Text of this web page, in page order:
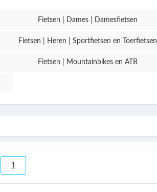
Fietsen | Dames | Damesfietsen
Fietsen | Heren | Sportfietsen en Toerfietsen
Fietsen | Mountainbikes en ATB
1